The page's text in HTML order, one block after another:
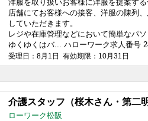
洋服を取り扱いお客様に洋服を提案する
店舗にてお客様への接客、洋服の陳列
していただきます。
レジや在庫管理などにおいて簡単なパソ
ゆくゆくはバ... ハローワーク求人番号
受理日：8月1日 有効期限：10月31日
介護スタッフ（桜木さん・第二
ローワーク松阪